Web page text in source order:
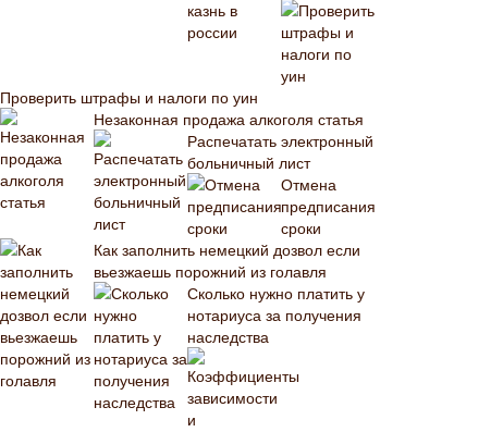
Проверить штрафы и налоги по уин
Незаконная продажа алкоголя статья
Распечатать электронный
больничный лист
Отмена
предписания
сроки
Как заполнить немецкий дозвол если
вьезжаешь порожний из голавля
Сколько нужно платить у
нотариуса за получения
наследства